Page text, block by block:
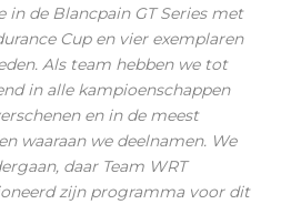
in de Blancpain GT Series met
Cup en vier exemplaren
Als team hebben we tot
in alle kampioenschappen
en in de meest
waaraan we deelnamen. We
daar Team WRT
zijn programma voor dit